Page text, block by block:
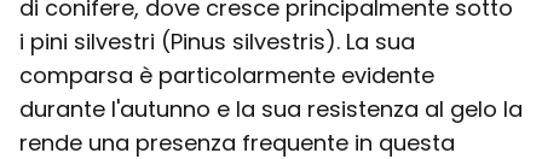
di conifere, dove cresce principalmente sotto
i pini silvestri (Pinus silvestris). La sua
comparsa è particolarmente evidente
durante l'autunno e la sua resistenza al gelo la
rende una presenza frequente in questa